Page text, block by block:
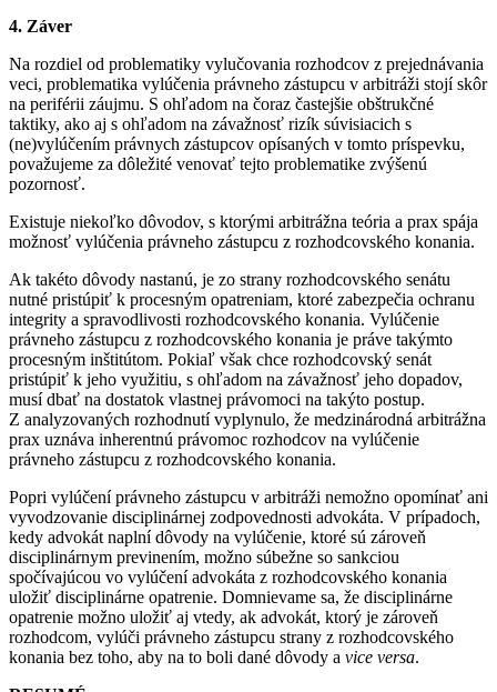
4. Záver
Na rozdiel od problematiky vylučovania rozhodcov z prejednávania
veci, problematika vylúčenia právneho zástupcu v arbitráži stojí skôr
na periférii záujmu. S ohľadom na čoraz častejšie obštrukčné
taktiky, ako aj s ohľadom na závažnosť rizík súvisiacich s
(ne)vylúčením právnych zástupcov opísaných v tomto príspevku,
považujeme za dôležité venovať tejto problematike zvýšenú
pozornosť.
Existuje niekoľko dôvodov, s ktorými arbitrážna teória a prax spája
možnosť vylúčenia právneho zástupcu z rozhodcovského konania.
Ak takéto dôvody nastanú, je zo strany rozhodcovského senátu
nutné pristúpiť k procesným opatreniam, ktoré zabezpečia ochranu
integrity a spravodlivosti rozhodcovského konania. Vylúčenie
právneho zástupcu z rozhodcovského konania je práve takýmto
procesným inštitútom. Pokiaľ však chce rozhodcovský senát
pristúpiť k jeho využitiu, s ohľadom na závažnosť jeho dopadov,
musí dbať na dostatok vlastnej právomoci na takýto postup.
Z analyzovaných rozhodnutí vyplynulo, že medzinárodná arbitrážna
prax uznáva inherentnú právomoc rozhodcov na vylúčenie
právneho zástupcu z rozhodcovského konania.
Popri vylúčení právneho zástupcu v arbitráži nemožno opomínať ani
vyvodzovanie disciplinárnej zodpovednosti advokáta. V prípadoch,
kedy advokát naplní dôvody na vylúčenie, ktoré sú zároveň
disciplinárnym previnením, možno súbežne so sankciou
spočívajúcou vo vylúčení advokáta z rozhodcovského konania
uložiť disciplinárne opatrenie. Domnievame sa, že disciplinárne
opatrenie možno uložiť aj vtedy, ak advokát, ktorý je zároveň
rozhodcom, vylúči právneho zástupcu strany z rozhodcovského
konania bez toho, aby na to boli dané dôvody a vice versa.